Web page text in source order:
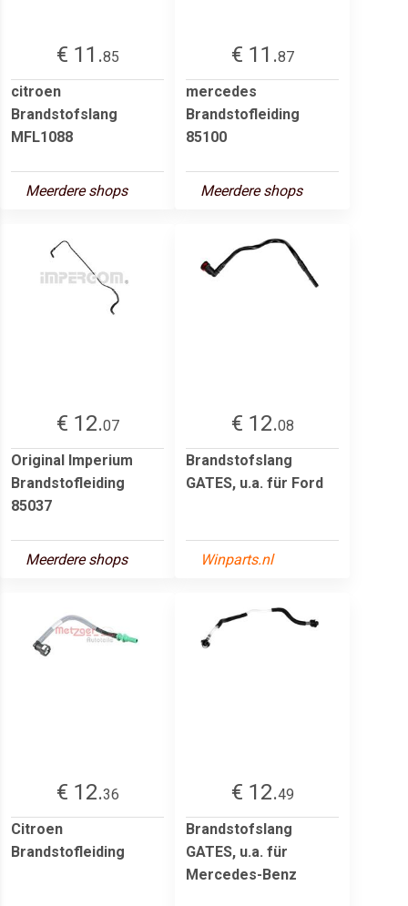
€ 11.85
citroen
Brandstofslang
MFL1088
Meerdere shops
€ 11.87
mercedes
Brandstofleiding
85100
Meerdere shops
€ 12.07
Original Imperium
Brandstofleiding
85037
Meerdere shops
€ 12.08
Brandstofslang
GATES, u.a. für Ford
Winparts.nl
€ 12.36
Citroen
Brandstofleiding
€ 12.49
Brandstofslang
GATES, u.a. für
Mercedes-Benz